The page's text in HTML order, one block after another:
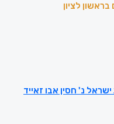
לציון